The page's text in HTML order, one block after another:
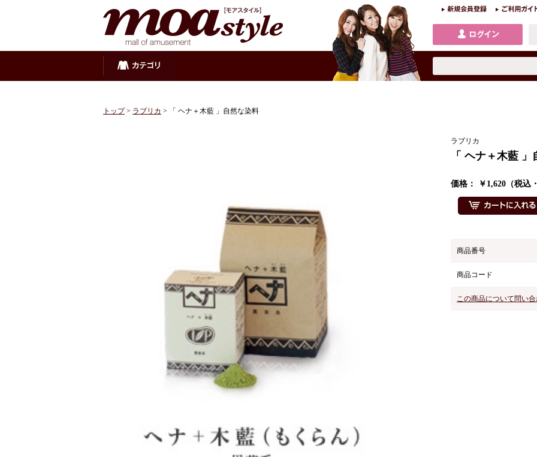
トップ> ラブリカ > 「 ヘナ＋木藍 」自然な染料
ラブリカ
「 ヘナ＋木藍
価格： ￥1,620（税込
商品番号
商品コード
この商品について問い